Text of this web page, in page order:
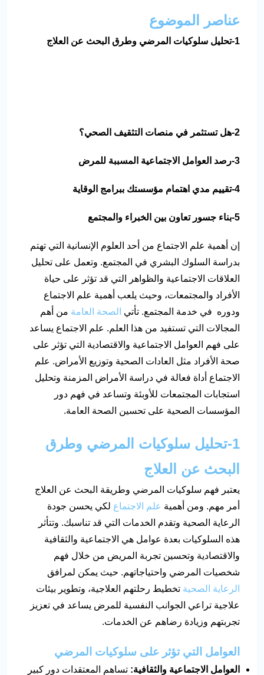
عناصر الموضوع
1-تحليل سلوكيات المرضي وطرق البحث عن العلاج
2-هل تستثمر في منصات التثقيف الصحي؟
3-رصد العوامل الاجتماعية المسببة للمرض
4-تقييم مدي اهتمام مؤسستك ببرامج الوقاية
5-بناء جسور تعاون بين الخبراء والمجتمع
إن أهمية علم الاجتماع من أحد العلوم الإنسانية التي تهتم
بدراسة السلوك البشري في المجتمع. وتعمل على تحليل
العلاقات الاجتماعية والظواهر التي قد تؤثر على حياة
الأفراد والمجتمعات، وحيث يلعب أهمية علم الاجتماع
ودوره في خدمة المجتمع. تأتي الصحة العامة من أهم
المجالات التي تستفيد من هذا العلم. علم الاجتماع يساعد
على فهم العوامل الاجتماعية والاقتصادية التي تؤثر على
صحة الأفراد مثل العادات الصحية وتوزيع الأمراض. علم
الاجتماع أداة فعالة في دراسة الأمراض المزمنة وتحليل
استجابات المجتمعات للأوبئة وتساعد في فهم دور
المؤسسات الصحية على تحسين الصحة العامة.
1-تحليل سلوكيات المرضي وطرق
البحث عن العلاج
يعتبر فهم سلوكيات المرضي وطريقة البحث عن العلاج
أمر مهم. ومن أهمية علم الاجتماع لكي يحسن جودة
الرعاية الصحية وتقدم الخدمات التي قد تناسبك. وتتأثر
هذه السلوكيات بعدة عوامل هي الاجتماعية والثقافية
والاقتصادية وتحسين تجربة المريض من خلال فهم
شخصيات المرضي واحتياجاتهم. حيث يمكن لمرافق
الرعاية الصحية تخطيط رحلتهم العلاجية، وتطوير بيئات
علاجية تراعي الجوانب النفسية للمرض يساعد في تعزيز
تجربتهم وزيادة رضاهم عن الخدمات.
العوامل التي تؤثر على سلوكيات المرضي
العوامل الاجتماعية والثقافية: تساهم المعتقدات دور كبير